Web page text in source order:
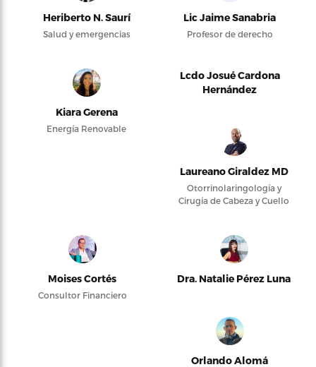
Heriberto N. Saurí
Salud y emergencias
Lic Jaime Sanabria
Profesor de derecho
Kiara Gerena
Energía Renovable
Lcdo Josué Cardona
Hernández
Laureano Giraldez MD
Otorrinolaringología y
Cirugía de Cabeza y Cuello
Moises Cortés
Consultor Financiero
Dra. Natalie Pérez Luna
Orlando Alomá